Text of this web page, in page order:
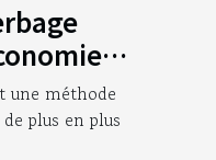
une méthode
plus en plus